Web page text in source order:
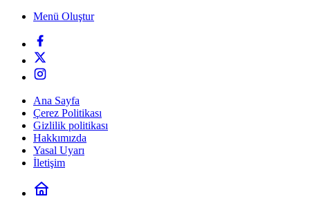
Menü Oluştur
Ana Sayfa
Çerez Politikası
Gizlilik politikası
Hakkımızda
Yasal Uyarı
İletişim